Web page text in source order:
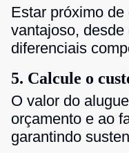
Estar próximo
vantajoso,
diferenciais
5. Calcule o
O valor do
orçamento e ao
garantindo